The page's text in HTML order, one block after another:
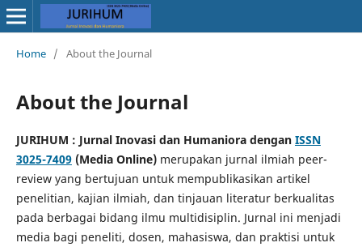
Home / About the Journal
About the Journal
JURIHUM : Jurnal Inovasi dan Humaniora dengan ISSN
3025-7409(Media Online)merupakan jurnal ilmiah peer-
review yang bertujuan untuk mempublikasikan artikel
penelitian, kajian ilmiah, dan tinjauan literatur berkualitas
pada berbagai bidang ilmu multidisiplin. Jurnal ini menjadi
media bagi peneliti, dosen, mahasiswa, dan praktisi untuk